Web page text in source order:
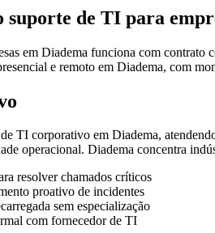
suporte de TI para
em Diadema funciona com contrato
e remoto em Diadema, com
TI corporativo em Diadema,
operacional. Diadema concentra
resolver chamados críticos
proativo de incidentes
sem especialização
com fornecedor de TI